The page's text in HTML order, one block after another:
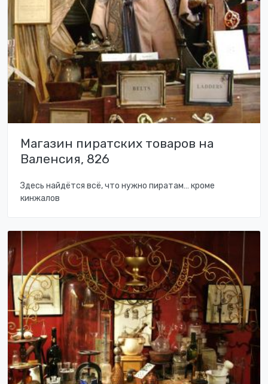
Магазин пиратских товаров на
Валенсия, 826
Здесь найдётся всё, что нужно пиратам… кроме
кинжалов